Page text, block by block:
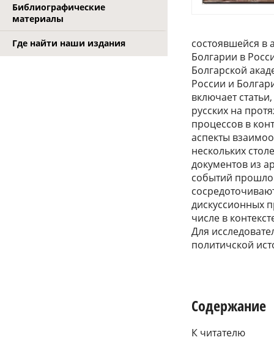
Библиографические
материалы
Где найти наши издания
состоявшейся в
Болгарии в
Болгарской
России и
включает
русских на
процессов в
аспекты
нескольких
документов из
событий
дискуссионных
числе в
Для
политичской
Содержание
К читателю